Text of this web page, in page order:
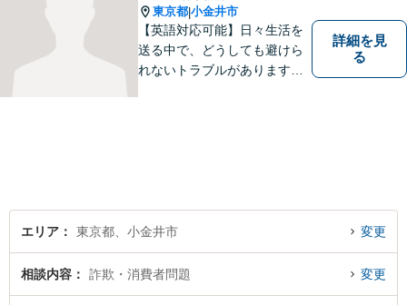
東京都|小金井市
【英語対応可能】日々生活を
送る中で、どうしても避けら
れないトラブルがあります。
詳細を見
る
エリア 東京都、小金井市 変更
相談内容 詐欺・消費者問題 変更